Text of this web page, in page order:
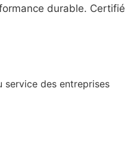
durable. Certifié
service des entreprises